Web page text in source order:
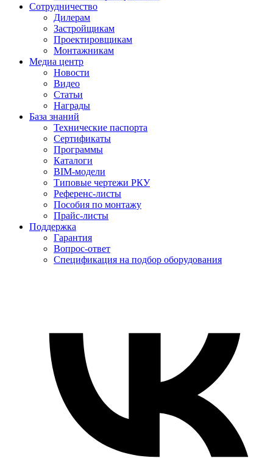
Сотрудничество
Дилерам
Застройщикам
Проектировщикам
Монтажникам
Медиа центр
Новости
Видео
Статьи
Награды
База знаний
Технические паспорта
Сертификаты
Программы
Каталоги
BIM-модели
Типовые чертежи РКУ
Референс-листы
Пособия по монтажу
Прайс-листы
Поддержка
Гарантия
Вопрос-ответ
Спецификация на подбор оборудования